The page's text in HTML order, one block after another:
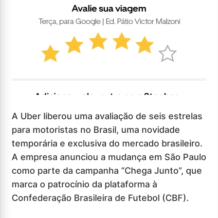
A Uber liberou uma avaliação de seis estrelas
para motoristas no Brasil, uma novidade
temporária e exclusiva do mercado brasileiro.
A empresa anunciou a mudança em São Paulo
como parte da campanha “Chega Junto”, que
marca o patrocínio da plataforma à
Confederação Brasileira de Futebol (CBF).